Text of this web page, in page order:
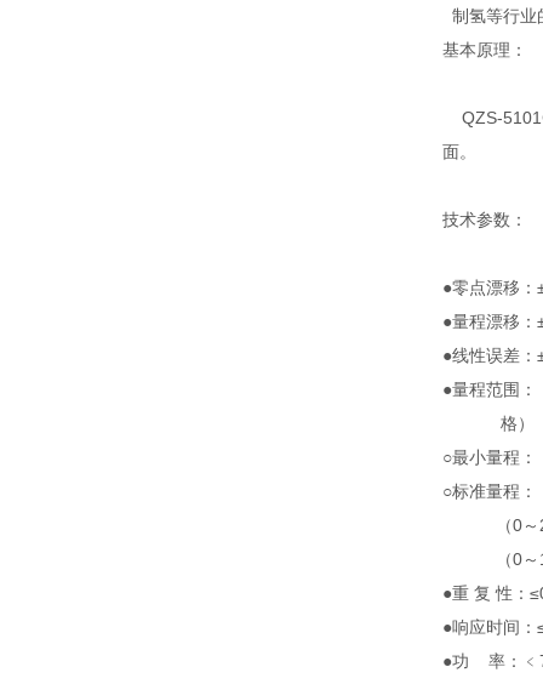
制氢等行业
基本原理：
QZS-
面。
技术参数：
●零点漂移：
●量程漂移：
●线性误差：
●量程范围：
格）
○最小量程：
○标准量程
（0～21
（0～
●重 复 性：
●响应时间：
●功 率：